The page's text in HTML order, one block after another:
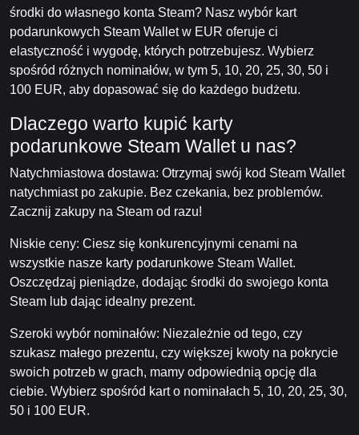
środki do własnego konta Steam? Nasz wybór kart
podarunkowych Steam Wallet w EUR oferuje ci
elastyczność i wygodę, których potrzebujesz. Wybierz
spośród różnych nominałów, w tym 5, 10, 20, 25, 30, 50 i
100 EUR, aby dopasować się do każdego budżetu.
Dlaczego warto kupić karty
podarunkowe Steam Wallet u nas?
Natychmiastowa dostawa: Otrzymaj swój kod Steam Wallet
natychmiast po zakupie. Bez czekania, bez problemów.
Zacznij zakupy na Steam od razu!
Niskie ceny: Ciesz się konkurencyjnymi cenami na
wszystkie nasze karty podarunkowe Steam Wallet.
Oszczędzaj pieniądze, dodając środki do swojego konta
Steam lub dając idealny prezent.
Szeroki wybór nominałów: Niezależnie od tego, czy
szukasz małego prezentu, czy większej kwoty na pokrycie
swoich potrzeb w grach, mamy odpowiednią opcję dla
ciebie. Wybierz spośród kart o nominałach 5, 10, 20, 25, 30,
50 i 100 EUR.